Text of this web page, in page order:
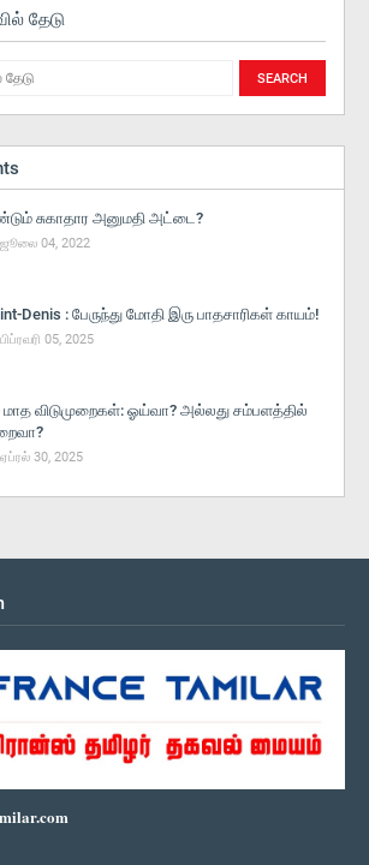
தேடு
சுகாதார அனுமதி அட்டை?
ஜூலை 04, 2022
Denis : பேருந்து மோதி இரு பாதசாரிகள் காயம்!
பிப்ரவரி 05, 2025
மாத விடுமுறைகள்: ஓய்வா? அல்லது சம்பளத்தில்
ஏப்ரல் 30, 2025